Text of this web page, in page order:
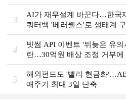
3
AI가 재무설계 바꾼다…한국
쿼터백 '베러웰스'로 생태계
4
빗썸 API 이벤트 '뒤늦은 유
란…30억원 배상 조정 거부에
5
해외펀드도 '빨리 현금화
매주기 최대 3일 단축